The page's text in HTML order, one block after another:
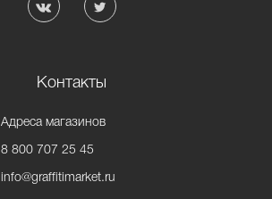
Контакты
Адреса магазинов
8 800 707 25 45
info@graffitimarket.ru